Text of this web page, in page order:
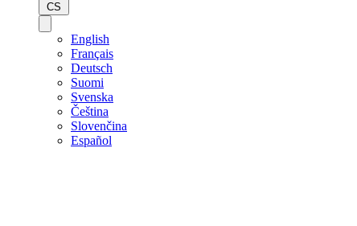
CS
English
Français
Deutsch
Suomi
Svenska
Čeština
Slovenčina
Español